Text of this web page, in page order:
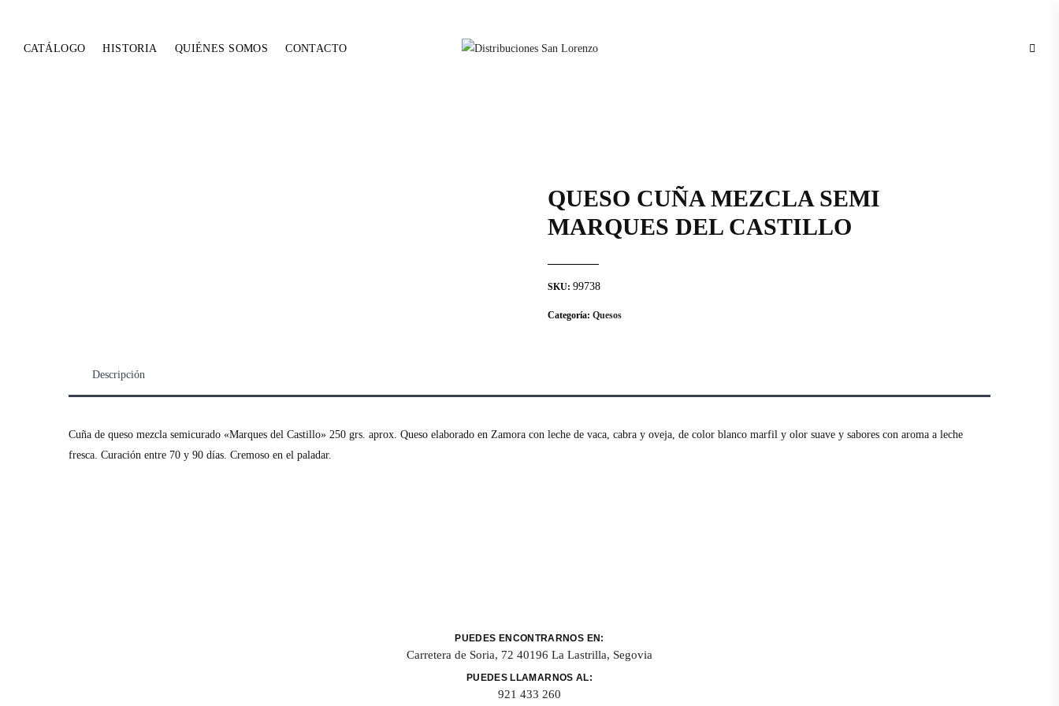
CATÁLOGO HISTORIA QUIÉNES SOMOS CONTACTO
QUESO CUÑA MEZCLA SEMI
MARQUES DEL CASTILLO
SKU:99738
Categoría:Quesos
Descripción
Cuña de queso mezcla semicurado «Marques del Castillo» 250 grs. aprox. Queso elaborado en Zamora con leche de vaca, cabra y oveja, de color blanco marfil y olor suave y sabores con aroma a leche
fresca. Curación entre 70 y 90 días. Cremoso en el paladar.
PUEDES ENCONTRARNOS EN:
Carretera de Soria, 72 40196 La Lastrilla, Segovia
PUEDES LLAMARNOS AL:
921 433 260